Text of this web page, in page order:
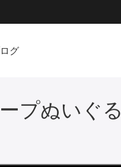
グ
プぬいぐ